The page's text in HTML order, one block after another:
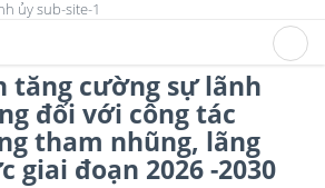
tăng cường sự lãnh
đối với công tác
tham nhũng, lãng
giai đoạn 2026 -2030